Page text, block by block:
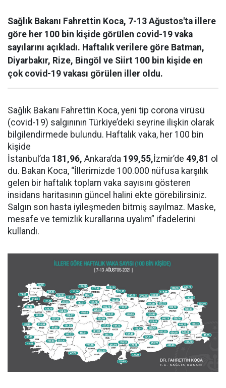
Sağlık Bakanı Fahrettin Koca, 7-13 Ağustos'ta illere
göre her 100 bin kişide görülen covid-19 vaka
sayılarını açıkladı. Haftalık verilere göre Batman,
Diyarbakır, Rize, Bingöl ve Siirt 100 bin kişide en
çok covid-19 vakası görülen iller oldu.
Sağlık Bakanı Fahrettin Koca, yeni tip corona virüsü
(covid-19) salgınının Türkiye’deki seyrine ilişkin olarak
bilgilendirmede bulundu. Haftalık vaka, her 100 bin
kişide
İstanbul’da 181,96, Ankara’da 199,55,İzmir’de 49,81 ol
du. Bakan Koca, “İllerimizde 100.000 nüfusa karşılık
gelen bir haftalık toplam vaka sayısını gösteren
insidans haritasının güncel halini ekte görebilirsiniz.
Salgın son hasta iyileşmeden bitmiş sayılmaz. Maske,
mesafe ve temizlik kurallarına uyalım” ifadelerini
kullandı.